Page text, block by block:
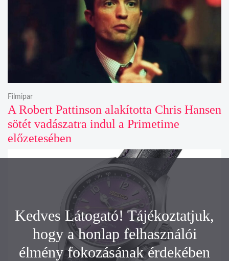
A Robert Pattinson alakította Chris Hansen
sötét vadászatra indul a Primetime
előzetesében
Filmipar
Kedves Látogató! Tájékoztatjuk,
hogy a honlap felhasználói
élmény fokozásának érdekében